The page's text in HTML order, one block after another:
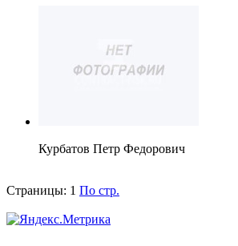
Курбатов Петр Федорович
Страницы: 1 По стр.